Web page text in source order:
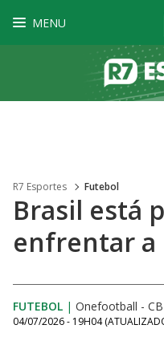
MENU
R7 Esportes Futebol
Brasil está
enfrentar a
FUTEBOL | Onefootball -
04/07/2026 - 19H04